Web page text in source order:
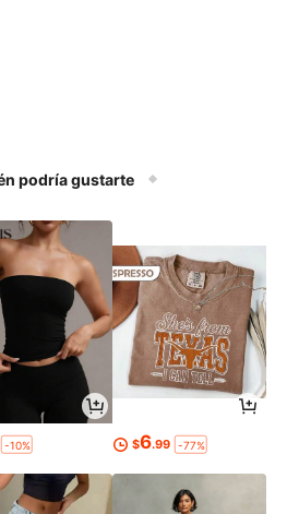
podría gustarte
-10% $6.99 -77%